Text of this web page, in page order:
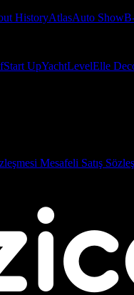
HistoryAtlasAuto Show
Start UpYachtLevelElle
Mesafeli Satış